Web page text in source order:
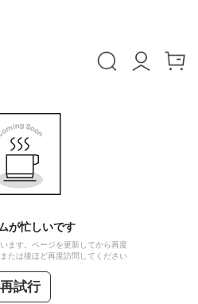
が忙しいです
ます。ページを更新してから再度
たは後ほど再度訪問してください
再試行